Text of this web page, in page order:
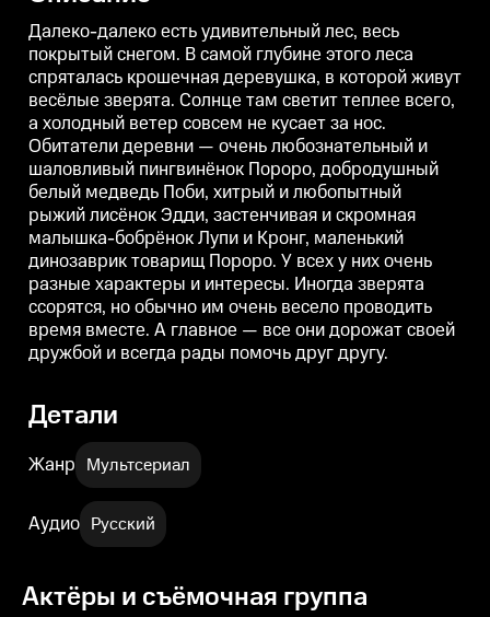
деревни — очень
любознательный и шаловливый
пингвинёнок Пороро,
добродушный белый медведь
Поби, хитрый и любопытный
рыжий лисёнок Эдди,
застенчивая и скромная
малышка-бобрёнок Лупи и
Кронг, маленький динозаврик
товарищ Пороро. У всех у них
очень разные характеры и
интересы. Иногда зверята
ссорятся, но обычно им очень
весело проводить время вместе.
А главное — все они дорожат
своей дружбой и всегда рады
помочь друг другу.
любознательный и шаловливый
пингвинёнок Пороро,
добродушный белый медведь
Поби, хитрый и любопытный
рыжий лисёнок Эдди,
застенчивая и скромная
малышка-бобрёнок Лупи и
Кронг, маленький динозаврик
товарищ Пороро. У всех у них
очень разные характеры и
интересы. Иногда зверята
весело проводить время вместе.
А главное — все они дорожат
своей дружбой и всегда рады
помочь друг другу.
Далеко-далеко есть удивительный лес, весь
покрытый снегом. В самой глубине этого леса
спряталась крошечная деревушка, в которой живут
весёлые зверята. Солнце там светит теплее всего,
а холодный ветер совсем не кусает за нос.
Обитатели деревни — очень любознательный и
шаловливый пингвинёнок Пороро, добродушный
белый медведь Поби, хитрый и любопытный
рыжий лисёнок Эдди, застенчивая и скромная
малышка-бобрёнок Лупи и Кронг, маленький
динозаврик товарищ Пороро. У всех у них очень
разные характеры и интересы. Иногда зверята
ссорятся, но обычно им очень весело проводить
время вместе. А главное — все они дорожат своей
дружбой и всегда рады помочь друг другу.
Детали
Жанр Мультсериал
Аудио Русский
Актёры и съёмочная группа